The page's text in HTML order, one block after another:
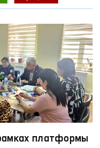
платформы